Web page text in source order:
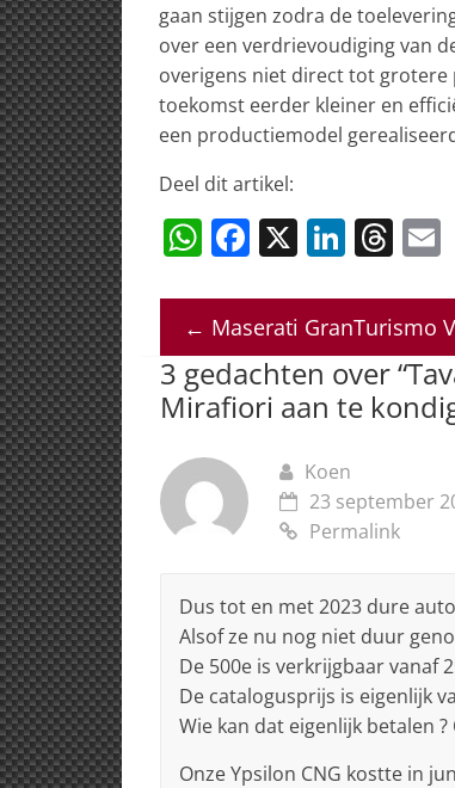
gaan stijgen zodra de
over een verdrievoudiging van
overigens niet direct tot grotere
toekomst eerder kleiner en
een productiemodel
Deel dit artikel:
W
at
s
A
p
p
F
c
e
b
o
X Li
k
e
dI
n
T
re
a
d
s
l
← Maserati GranTurismo
3 gedachten over “
Mirafiori aan te
Koen
23 september
Permalink
Dus tot en met 2023 dure
Alsof ze nu nog niet duur
De 500e is verkrijgbaar vanaf
De catalogusprijs is eigenlijk
Wie kan dat eigenlijk betalen
Onze Ypsilon CNG kostte in